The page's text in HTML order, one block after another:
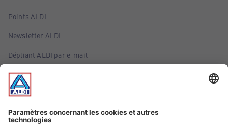
Points ALDI
Newsletter ALDI
Dépliant ALDI par e-mail
Offres
Infos essentielles